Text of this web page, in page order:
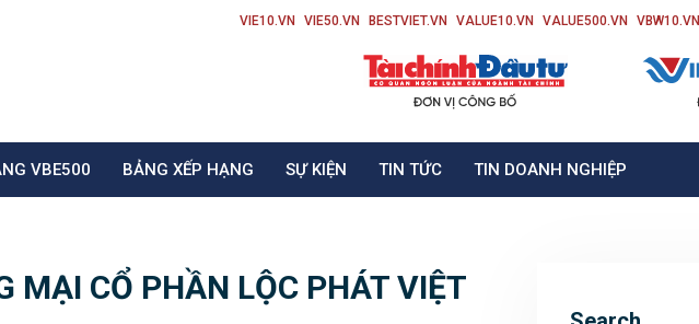
VIE10.VN VIE50.VN BESTVIET.VN VALUE10.VN VALUE500.VN VBW10.VN
VBE500 BẢNG XẾP HẠNG SỰ KIỆN TIN TỨC TIN DOANH NGHIỆP
MẠI CỔ PHẦN LỘC PHÁT VIỆT